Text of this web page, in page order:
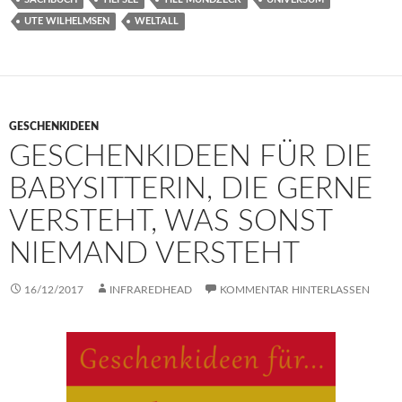
UTE WILHELMSEN WELTALL
GESCHENKIDEEN
GESCHENKIDEEN FÜR DIE
BABYSITTERIN, DIE GERNE
VERSTEHT, WAS SONST
NIEMAND VERSTEHT
16/12/2017 INFRAREDHEAD KOMMENTAR HINTERLASSEN